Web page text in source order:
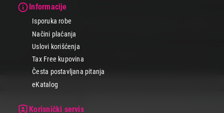
Informacije
Isporuka robe
Načini plaćanja
Uslovi korišćenja
Tax Free kupovina
Česta postavljana pitanja
eKatalog
Korisnički servis